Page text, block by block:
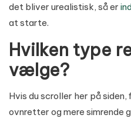
det bliver urealistisk, så er
at starte.
Hvilken type
vælge?
Hvis du scroller her på
ovnretter og mere simrende